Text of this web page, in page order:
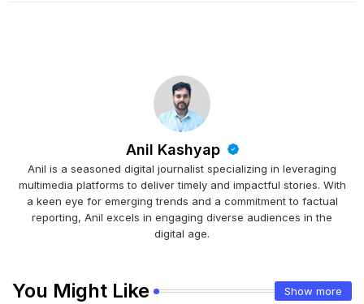
Anil Kashyap
Anil is a seasoned digital journalist specializing in leveraging
multimedia platforms to deliver timely and impactful stories. With
a keen eye for emerging trends and a commitment to factual
reporting, Anil excels in engaging diverse audiences in the
digital age.
You Might Like Show more